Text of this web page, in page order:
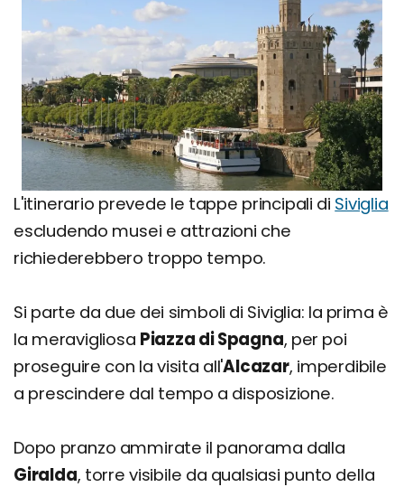
L'itinerario prevede le tappe principali di Siviglia
escludendo musei e attrazioni che
richiederebbero troppo tempo.
Si parte da due dei simboli di Siviglia: la prima è
la meravigliosa Piazza di Spagna, per poi
proseguire con la visita all'Alcazar, imperdibile
a prescindere dal tempo a disposizione.
Dopo pranzo ammirate il panorama dalla
Giralda, torre visibile da qualsiasi punto della